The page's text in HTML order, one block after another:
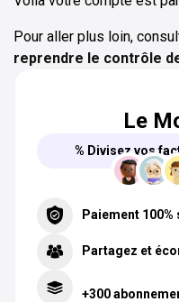
Pour aller plus loin,
reprendre le contrôle
Le
% Divisez vos
Paiement
Partagez et
+300